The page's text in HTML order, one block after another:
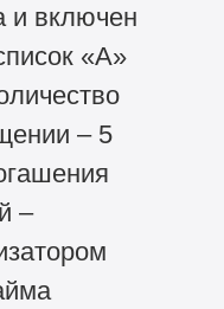
и включен
«А»
– 5
–